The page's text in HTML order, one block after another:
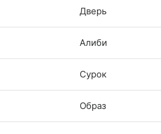
Дверь
Алиби
Сурок
Образ